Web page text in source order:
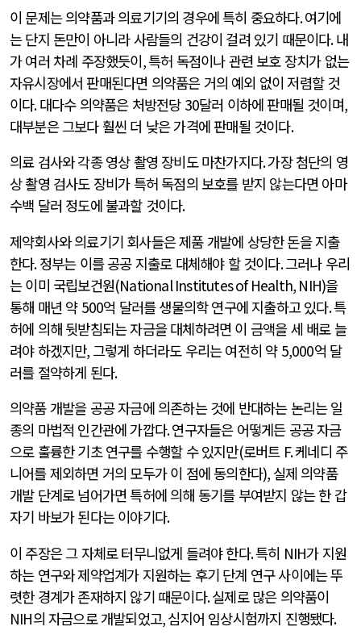
이 문제는 의약품과 의료기기의 경우에 특히 중요하다.여기에
는 단지 돈만이 아니라 사람들의 건강이 걸려 있기 때문이다.내
가 여러 차례 주장했듯이,특허 독점이나 관련 보호 장치가 없는
자유시장에서 판매된다면 의약품은 거의 예외 없이 저렴할 것
이다.대다수 의약품은 처방전당 30달러 이하에 판매될 것이며,
대부분은 그보다 훨씬 더 낮은 가격에 판매될 것이다.
의료 검사와 각종 영상 촬영 장비도 마찬가지다.가장 첨단의 영
상 촬영 검사도 장비가 특허 독점의 보호를 받지 않는다면 아마
수백 달러 정도에 불과할 것이다.
제약회사와 의료기기 회사들은 제품 개발에 상당한 돈을 지출
한다.정부는 이를 공공 지출로 대체해야 할 것이다.그러나 우리
는 이미 국립보건원(National Institutes of Health, NIH)을
통해 매년 약 500억 달러를 생물의학 연구에 지출하고 있다.특
허에 의해 뒷받침되는 자금을 대체하려면 이 금액을 세 배로 늘
려야 하겠지만,그렇게 하더라도 우리는 여전히 약 5,000억 달
러를 절약하게 된다.
의약품 개발을 공공 자금에 의존하는 것에 반대하는 논리는 일
종의 마법적 인간관에 가깝다.연구자들은 어떻게든 공공 자금
으로 훌륭한 기초 연구를 수행할 수 있지만(로버트 F.케네디 주
니어를 제외하면 거의 모두가 이 점에 동의한다), 실제 의약품
개발 단계로 넘어가면 특허에 의해 동기를 부여받지 않는 한 갑
자기 바보가 된다는 이야기다.
이 주장은 그 자체로 터무니없게 들려야 한다.특히 NIH가 지원
하는 연구와 제약업계가 지원하는 후기 단계 연구 사이에는 뚜
렷한 경계가 존재하지 않기 때문이다.실제로 많은 의약품이
NIH의 자금으로 개발되었고,심지어 임상시험까지 진행됐다.